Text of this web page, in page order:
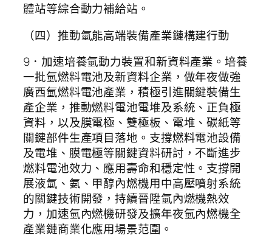
體站等綜合動力補給站。
（四）推動氫能高端裝備產業鏈構建行動
9．加速培養氫動力裝置和新資料產業。培養
一批氫燃料電池及新資料企業，做年夜做強
廣西氫燃料電池產業，積極引進關鍵裝備生
產企業，推動燃料電池電堆及系統、正負極
資料，以及膜電極、雙極板、電堆、碳紙等
關鍵部件生產項目落地。支撐燃料電池設備
及電堆、膜電極等關鍵資料研討，不斷進步
燃料電池效力、應用壽命和穩定性。支撐開
展液氫、氨、甲醇內燃機用中高壓噴射系統
的關鍵技術開發，持續晉陞氫內燃機熱效
力，加速氫內燃機研發及擴年夜氫內燃機全
產業鏈商業化應用場景范圍。